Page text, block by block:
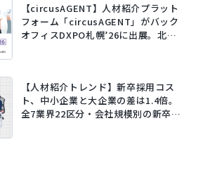
【circusAGENT】人材紹介プラット
フォーム「circusAGENT」がバック
オフィスDXPO札幌’26に出展。北海
【人材紹介トレンド】新卒採用コス
ト、中小企業と大企業の差は1.4倍。
全7業界22区分・会社規模別の新卒採